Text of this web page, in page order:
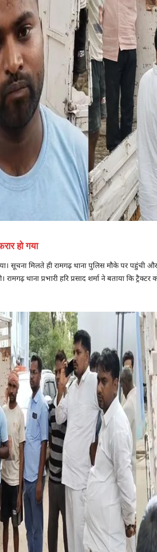
हो गया
सूचना मिलते ही रामगढ़ थाना पुलिस मौके पर पहुंची
थाना प्रभारी हरि प्रसाद शर्मा ने बताया कि